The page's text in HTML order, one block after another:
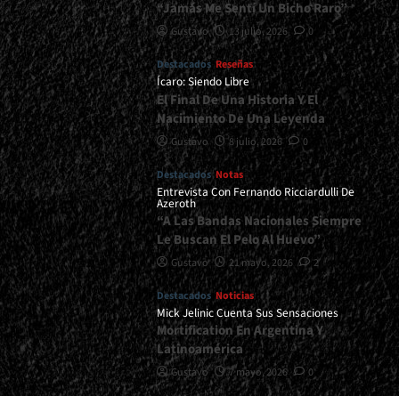
“Jamás Me Sentí Un Bicho Raro”
Gustavo 13 julio, 2026 0
Destacados Reseñas
Ícaro: Siendo Libre
El Final De Una Historia Y El
Nacimiento De Una Leyenda
Gustavo 8 julio, 2026 0
Destacados Notas
Entrevista Con Fernando Ricciardulli De
Azeroth
“A Las Bandas Nacionales Siempre
Le Buscan El Pelo Al Huevo”
Gustavo 21 mayo, 2026 2
Destacados Noticias
Mick Jelinic Cuenta Sus Sensaciones
Mortification En Argentina Y
Latinoamérica
Gustavo 7 mayo, 2026 0